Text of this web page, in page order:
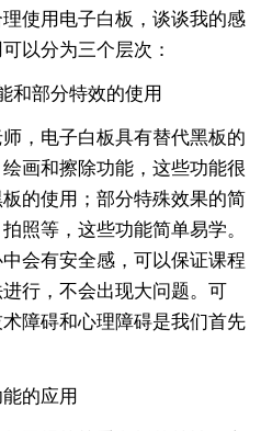
使用电子白板，谈谈我的感
以分为三个层次：
和部分特效的使用
，电子白板具有替代黑板的
画和擦除功能，这些功能很
的使用；部分特殊效果的简
照等，这些功能简单易学。
会有安全感，可以保证课程
行，不会出现大问题。可
障碍和心理障碍是我们首先
的应用